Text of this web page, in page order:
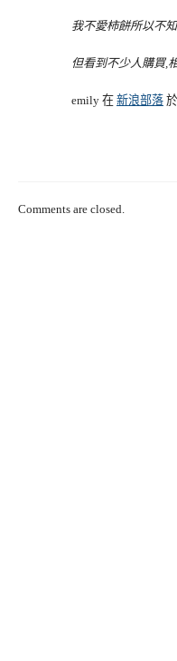
我不愛柿餅所以不
但看到不少人購買,
emily 在 新浪部落
Comments are closed.